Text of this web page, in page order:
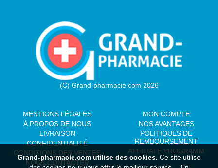
(C) Grand-pharmacie.com 2026
MENTIONS LÉGALES
À PROPOS DE NOUS
LIVRAISON
CONFIDENTIALITÉ
CONDITIONS DES VENTES
NOUS CONTACTER
MON COMPTE
NOS AVANTAGES
POLITIQUES DE
REMBOURSEMENT
AFFILIATE PROGRAMM
Grand-pharmacie.com utilise des cookies. Ce site utilise